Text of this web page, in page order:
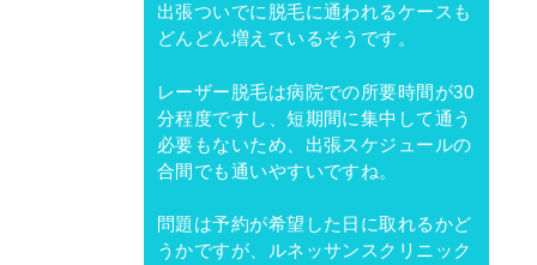
出張ついでに脱毛に通われるケースも
どんどん増えているそうです。
レーザー脱毛は病院での所要時間が30
分程度ですし、短期間に集中して通う
必要もないため、出張スケジュールの
合間でも通いやすいですね。
問題は予約が希望した日に取れるかど
うかですが、ルネッサンスクリニック